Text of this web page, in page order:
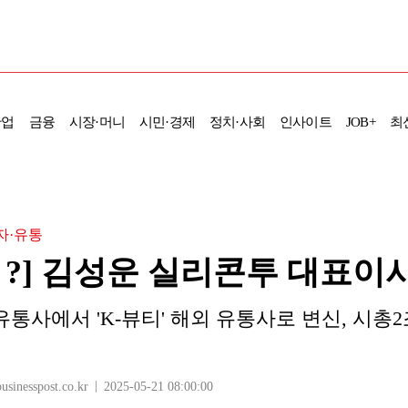
금융 시장·머니 시민·경제 정치·사회 인사이트 JOB+ 최
·유통
김성운 실리콘투 대표이
통사에서 'K-뷰티' 해외 유통사로 변신, 시총2
2025-05-21 08:00:00